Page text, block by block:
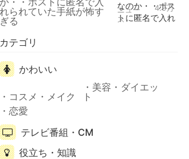
なのか・・ポス
トに匿名で入れ
ニュー
ス
4.9万
カテゴリ
かわいい
コスメ・メイク
美容・ダイエッ
ト
恋愛
テレビ番組・CM
役立ち・知識